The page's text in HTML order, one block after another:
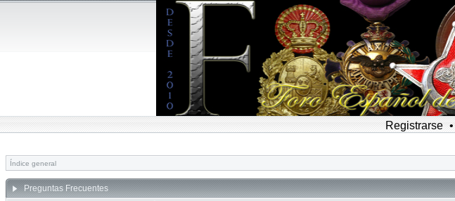
Registrarse •
Índice general
Preguntas Frecuentes